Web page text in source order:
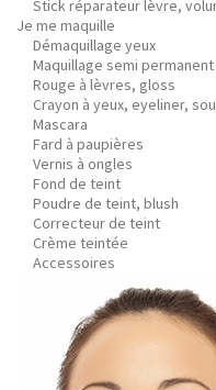
Stick réparateur lèvre,
Je me maquille
Démaquillage yeux
Maquillage semi permanent
Rouge à lèvres, gloss
Crayon à yeux, eyeliner,
Mascara
Fard à paupières
Vernis à ongles
Fond de teint
Poudre de teint, blush
Correcteur de teint
Crème teintée
Accessoires